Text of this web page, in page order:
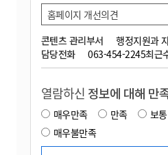
콘텐츠 관리부서
행정지원과
담당전화
063-454-2245최근
홈페이지 개선의견
열람하신 정보에 대해 만
매우만족 만족 보통
매우불만족